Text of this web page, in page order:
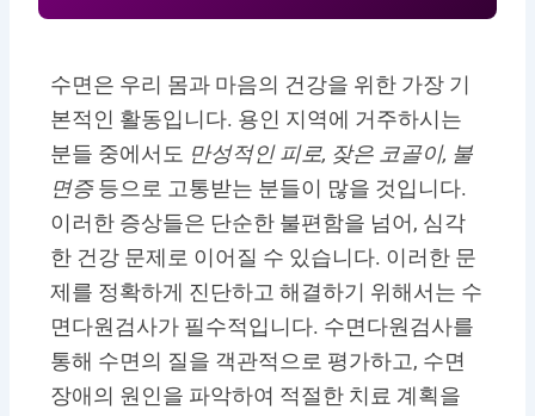
수면은 우리 몸과 마음의 건강을 위한 가장 기
본적인 활동입니다. 용인 지역에 거주하시는
분들 중에서도 만성적인 피로, 잦은 코골이, 불
면증등으로 고통받는 분들이 많을 것입니다.
이러한 증상들은 단순한 불편함을 넘어, 심각
한 건강 문제로 이어질 수 있습니다. 이러한 문
제를 정확하게 진단하고 해결하기 위해서는 수
면다원검사가 필수적입니다. 수면다원검사를
통해 수면의 질을 객관적으로 평가하고, 수면
장애의 원인을 파악하여 적절한 치료 계획을